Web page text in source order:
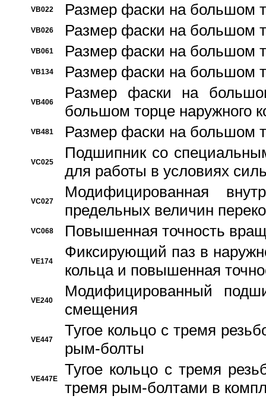
VB022 Размер фаски на большом
VB026 Размер фаски на большом
VB061 Размер фаски на большом
VB134 Размер фаски на большом
VB406
Размер фаски на
большом торце наружного
VB481 Размер фаски на большом
VC025
Подшипник со
для работы в условиях
VC027
Модифицированная
предельных величин
VC068 Повышенная точность
VE174
Фиксирующий паз в
кольца и повышенная
VE240
Модифицированный
смещения
VE447
Тугое кольцо с тремя
рым-болты
VE447E
Тугое кольцо с тремя
тремя рым-болтами в